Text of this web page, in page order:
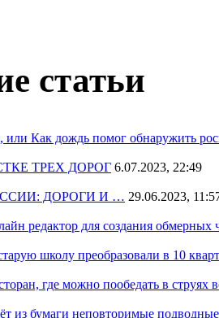
статьи
или Как дождь помог обнаружить
ТРЕХ ДОРОГ 6.07.2023, 22:49
ДОРОГИ И … 29.06.2023,
редактор для создания обмерных
школу преобразовали в 10
где можно пообедать в струях
из бумаги неповторимые